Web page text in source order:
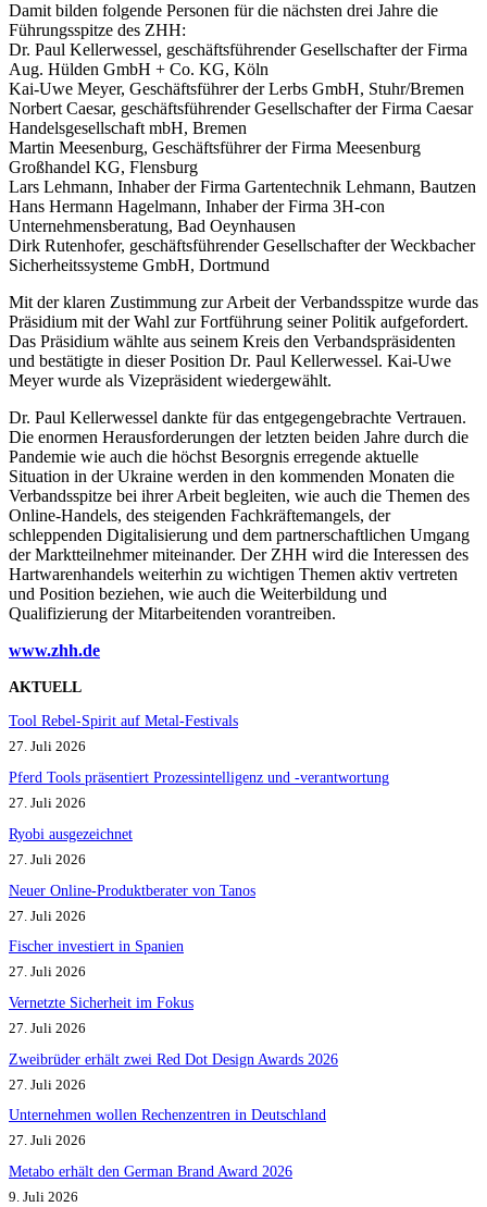
Damit bilden folgende Personen für die nächsten drei Jahre die
Führungsspitze des ZHH:
Dr. Paul Kellerwessel, geschäftsführender Gesellschafter der Firma
Aug. Hülden GmbH + Co. KG, Köln
Kai-Uwe Meyer, Geschäftsführer der Lerbs GmbH, Stuhr/Bremen
Norbert Caesar, geschäftsführender Gesellschafter der Firma Caesar
Handelsgesellschaft mbH, Bremen
Martin Meesenburg, Geschäftsführer der Firma Meesenburg
Großhandel KG, Flensburg
Lars Lehmann, Inhaber der Firma Gartentechnik Lehmann, Bautzen
Hans Hermann Hagelmann, Inhaber der Firma 3H-con
Unternehmensberatung, Bad Oeynhausen
Dirk Rutenhofer, geschäftsführender Gesellschafter der Weckbacher
Sicherheitssysteme GmbH, Dortmund
Mit der klaren Zustimmung zur Arbeit der Verbandsspitze wurde das
Präsidium mit der Wahl zur Fortführung seiner Politik aufgefordert.
Das Präsidium wählte aus seinem Kreis den Verbandspräsidenten
und bestätigte in dieser Position Dr. Paul Kellerwessel. Kai-Uwe
Meyer wurde als Vizepräsident wiedergewählt.
Dr. Paul Kellerwessel dankte für das entgegengebrachte Vertrauen.
Die enormen Herausforderungen der letzten beiden Jahre durch die
Pandemie wie auch die höchst Besorgnis erregende aktuelle
Situation in der Ukraine werden in den kommenden Monaten die
Verbandsspitze bei ihrer Arbeit begleiten, wie auch die Themen des
Online-Handels, des steigenden Fachkräftemangels, der
schleppenden Digitalisierung und dem partnerschaftlichen Umgang
der Marktteilnehmer miteinander. Der ZHH wird die Interessen des
Hartwarenhandels weiterhin zu wichtigen Themen aktiv vertreten
und Position beziehen, wie auch die Weiterbildung und
Qualifizierung der Mitarbeitenden vorantreiben.
www.zhh.de
AKTUELL
Tool Rebel-Spirit auf Metal-Festivals
27. Juli 2026
Pferd Tools präsentiert Prozessintelligenz und -verantwortung
27. Juli 2026
Ryobi ausgezeichnet
27. Juli 2026
Neuer Online-Produktberater von Tanos
27. Juli 2026
Fischer investiert in Spanien
27. Juli 2026
Vernetzte Sicherheit im Fokus
27. Juli 2026
Zweibrüder erhält zwei Red Dot Design Awards 2026
27. Juli 2026
Unternehmen wollen Rechenzentren in Deutschland
27. Juli 2026
Metabo erhält den German Brand Award 2026
9. Juli 2026